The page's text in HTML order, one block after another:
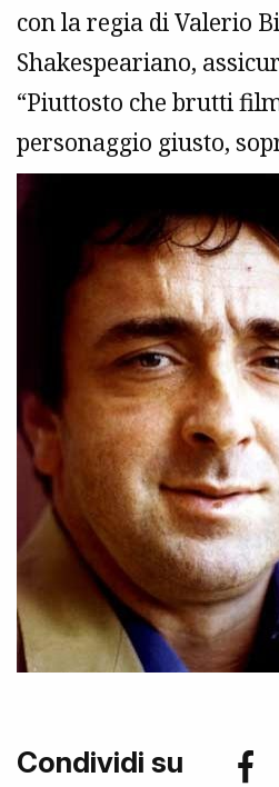
con la regia di Valerio
Shakespeariano,
“Piuttosto che brutti
personaggio giusto,
Condividi su